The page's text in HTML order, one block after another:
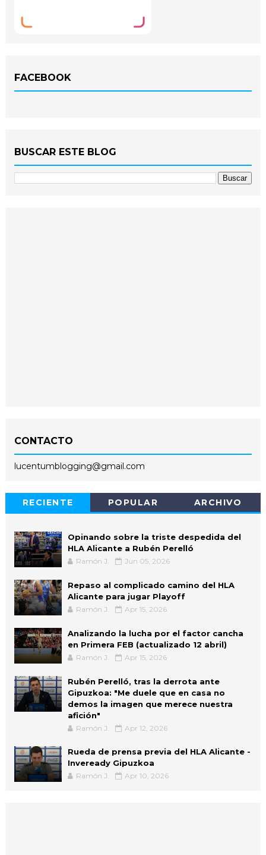
FACEBOOK
BUSCAR ESTE BLOG
CONTACTO
lucentumblogging@gmail.com
RECIENTE POPULAR ARCHIVO
Opinando sobre la triste despedida del
HLA Alicante a Rubén Perelló
Ramón J. Jun 05, 2026
Repaso al complicado camino del HLA
Alicante para jugar Playoff
Ramón J. Apr 15, 2026
Analizando la lucha por el factor cancha
en Primera FEB (actualizado 12 abril)
Ramón J. Apr 15, 2026
Rubén Perelló, tras la derrota ante
Gipuzkoa: "Me duele que en casa no
demos la imagen que merece nuestra
afición"
Ramón J. Apr 12, 2026
Rueda de prensa previa del HLA Alicante -
Inveready Gipuzkoa
Ramón J. Apr 10, 2026